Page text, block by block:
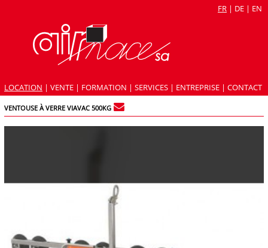
FR | DE | EN
LOCATION | VENTE | FORMATION | SERVICES | ENTREPRISE | CONTACT
VENTOUSE À VERRE VIAVAC 500KG